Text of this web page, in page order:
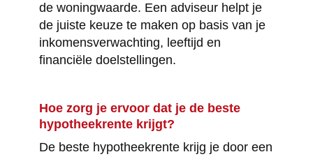
de woningwaarde. Een adviseur helpt je
de juiste keuze te maken op basis van je
inkomensverwachting, leeftijd en
financiële doelstellingen.
Hoe zorg je ervoor dat je de beste
hypotheekrente krijgt?
De beste hypotheekrente krijg je door een